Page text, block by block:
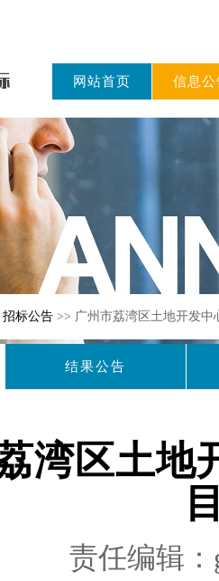
网站首页 信息公
招标公告 >> 广州市荔湾区土地开发中
结果公告
湾区土地
责任编辑